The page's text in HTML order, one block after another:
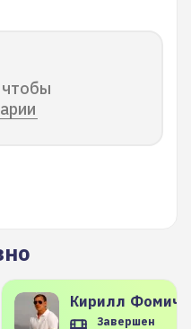
чтобы
Кирилл
Завершен